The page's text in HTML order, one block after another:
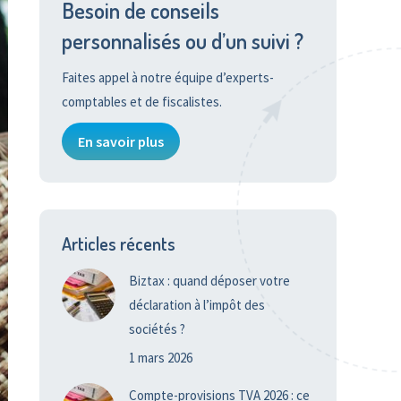
Besoin de conseils
personnalisés ou d’un suivi ?
Faites appel à notre équipe d’experts-
comptables et de fiscalistes.
En savoir plus
Articles récents
Biztax : quand déposer votre
déclaration à l’impôt des
sociétés ?
1 mars 2026
Compte-provisions TVA 2026 : ce